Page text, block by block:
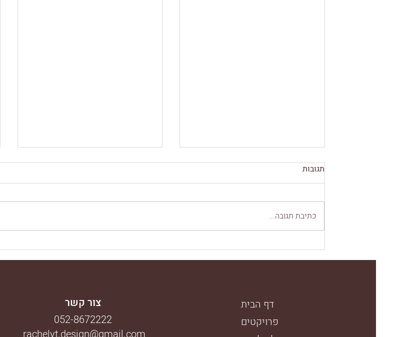
טיפים והכוונה על סידור מדפים /
ספריות בבית
תגובות
כתיבת תגובה...
צור קשר
052-8672222
דף הבית
פרויקטים